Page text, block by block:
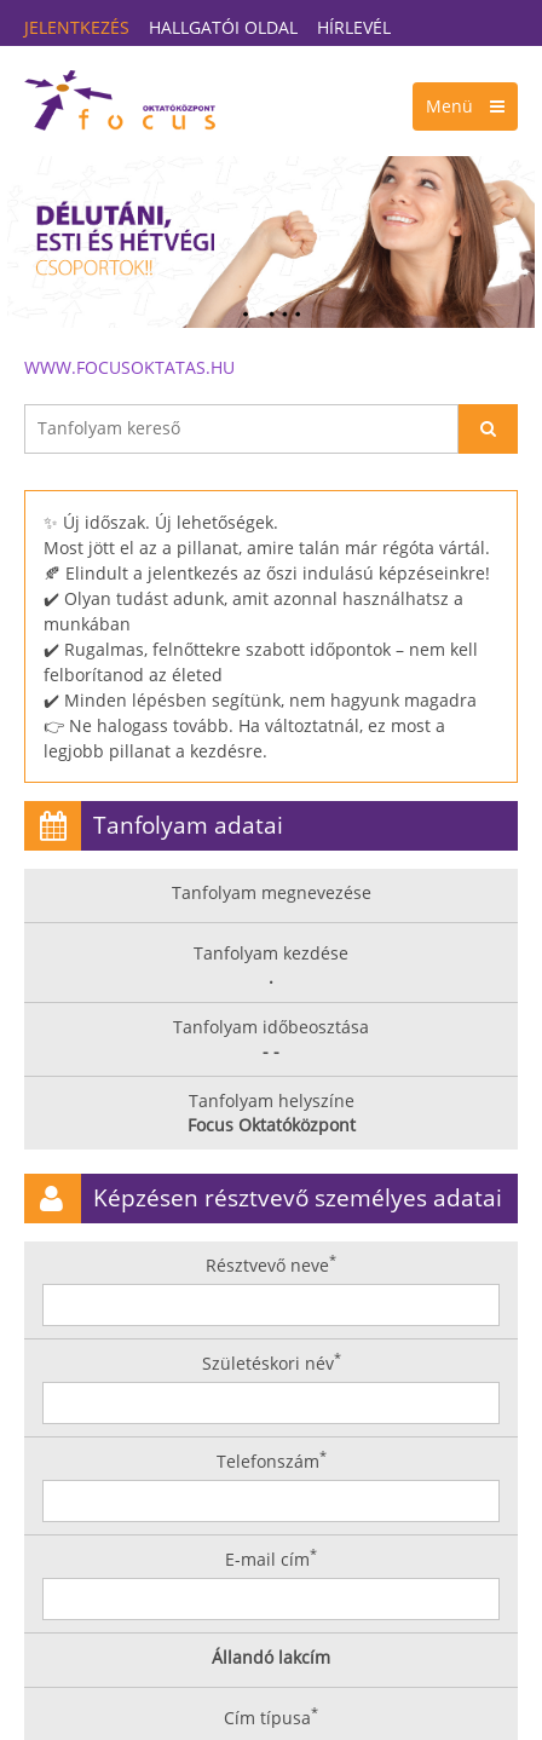
JELENTKEZÉS HALLGATÓI OLDAL HÍRLEVÉL
Menü
WWW.FOCUSOKTATAS.HU
✨ Új időszak. Új lehetőségek.
Most jött el az a pillanat, amire talán már régóta vártál.
🍂 Elindult a jelentkezés az őszi indulású képzéseinkre!
✔️ Olyan tudást adunk, amit azonnal használhatsz a
munkában
✔️ Rugalmas, felnőttekre szabott időpontok – nem kell
felborítanod az életed
✔️ Minden lépésben segítünk, nem hagyunk magadra
👉 Ne halogass tovább. Ha változtatnál, ez most a
legjobb pillanat a kezdésre.
Tanfolyam adatai
Tanfolyam megnevezése
Tanfolyam kezdése
.
Tanfolyam időbeosztása
- -
Tanfolyam helyszíne
Focus Oktatóközpont
Képzésen résztvevő személyes adatai
Résztvevő neve*
Születéskori név*
Telefonszám*
E-mail cím*
Állandó lakcím
Cím típusa*